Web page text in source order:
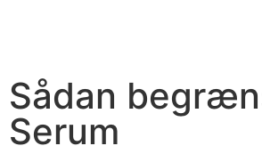
Sådan
Serum